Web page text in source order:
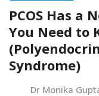
PCOS Has a
You Need to
Syndrome)
Dr Monika